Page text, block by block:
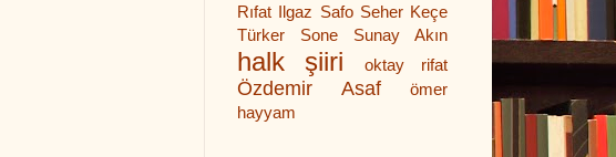
Rıfat Ilgaz Safo Seher Keçe
Türker
Sone Sunay Akın
halk şiiri oktay rifat
Özdemir Asaf
ömer
hayyam